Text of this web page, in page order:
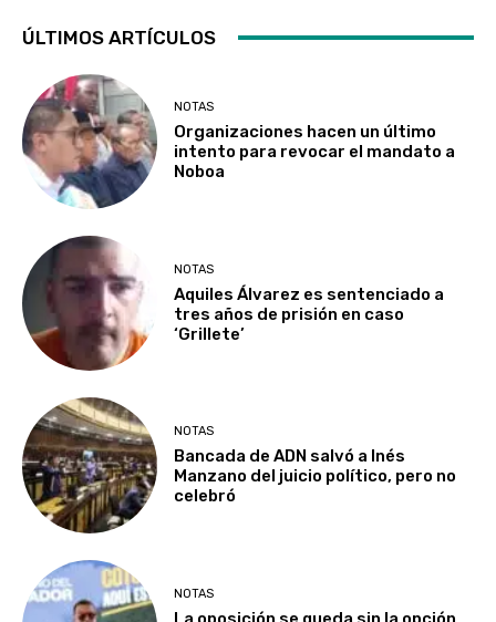
ÚLTIMOS ARTÍCULOS
NOTAS
Organizaciones hacen un último
intento para revocar el mandato a
Noboa
NOTAS
Aquiles Álvarez es sentenciado a
tres años de prisión en caso
‘Grillete’
NOTAS
Bancada de ADN salvó a Inés
Manzano del juicio político, pero no
celebró
NOTAS